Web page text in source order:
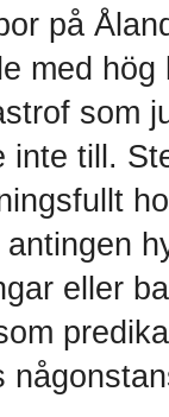
på
med
som
inte till.
eller